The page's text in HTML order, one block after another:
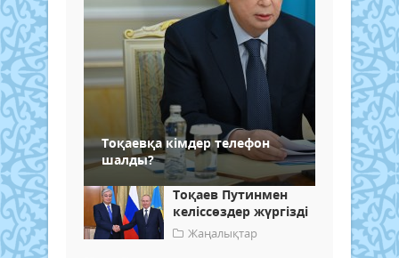
Тоқаевқа кімдер телефон
шалды?
Тоқаев Путинмен
келіссөздер жүргізді
Жаңалықтар